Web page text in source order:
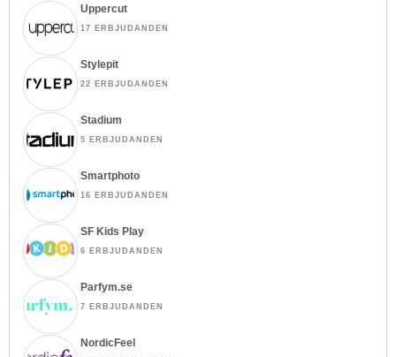
Uppercut
17 ERBJUDANDEN
Stylepit
22 ERBJUDANDEN
Stadium
5 ERBJUDANDEN
Smartphoto
16 ERBJUDANDEN
SF Kids Play
6 ERBJUDANDEN
Parfym.se
7 ERBJUDANDEN
NordicFeel